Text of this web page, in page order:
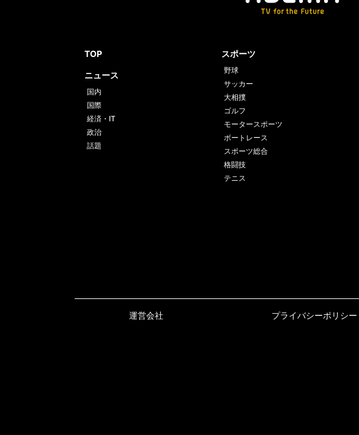
TOP
ニュース
国内
国際
経済・IT
政治
話題
スポーツ
野球
サッカー
大相撲
ゴルフ
モータースポーツ
ボートレース
スポーツ総合
格闘技
テニス
運営会社 プライバシーポリシー